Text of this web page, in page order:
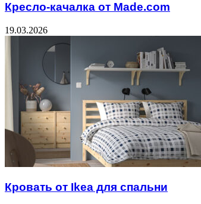
Кресло-качалка от Made.com
19.03.2026
Кровать от Ikea для спальни